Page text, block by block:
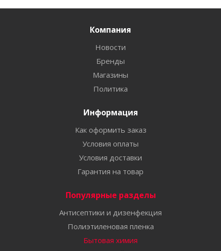
Компания
Новости
Бренды
Магазины
Политика
Информация
Как оформить заказ
Условия оплаты
Условия доставки
Гарантия на товар
Популярные разделы
Антисептики и дизенфекция
Полиэтиленовая пленка
Бытовая химия